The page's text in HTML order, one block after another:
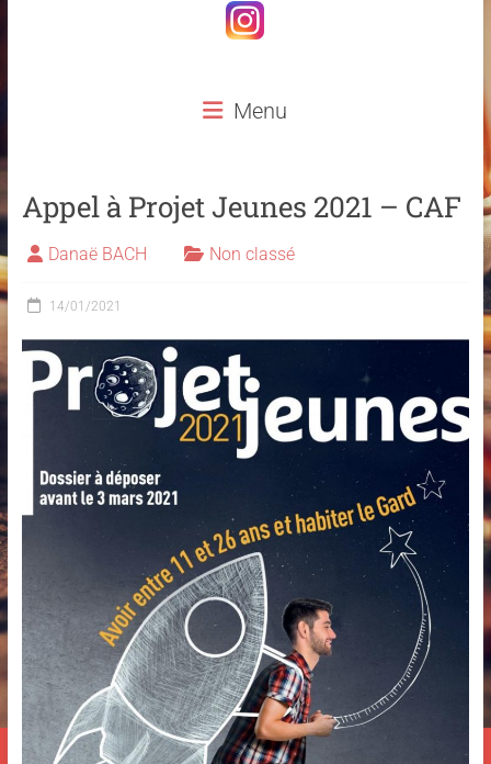
Menu
Appel à Projet Jeunes 2021 – CAF
Danaë BACH Non classé
14/01/2021